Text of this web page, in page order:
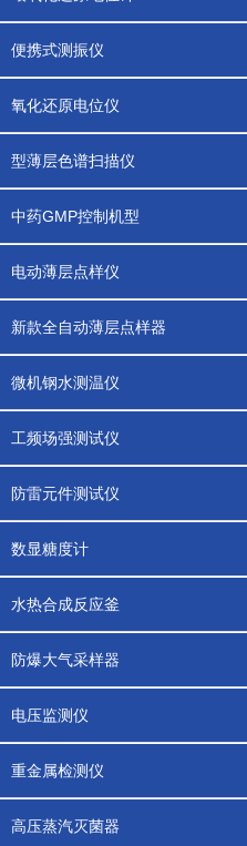
便携式测振仪
氧化还原电位仪
型薄层色谱扫描仪
中药GMP控制机型
电动薄层点样仪
新款全自动薄层点样器
微机钢水测温仪
工频场强测试仪
防雷元件测试仪
数显糖度计
水热合成反应釜
防爆大气采样器
电压监测仪
重金属检测仪
高压蒸汽灭菌器